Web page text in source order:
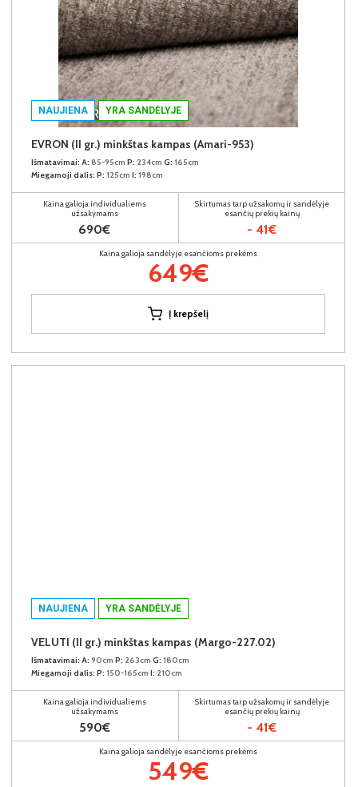
NAUJIENA YRA SANDĖLYJE
EVRON (II gr.) minkštas kampas (Amari-953)
Išmatavimai: A: 85-95cm P: 234cm G: 165cm
Miegamoji dalis: P: 125cm I: 198cm
Kaina galioja individualiems
užsakymams
690€
Skirtumas tarp užsakomų ir sandėlyje
esančių prekių kainų
- 41€
Kaina galioja sandėlyje esančioms prekėms
649€
Į krepšelį
NAUJIENA YRA SANDĖLYJE
VELUTI (II gr.) minkštas kampas (Margo-227.02)
Išmatavimai: A: 90cm P: 263cm G: 180cm
Miegamoji dalis: P: 150-165cm I: 210cm
Kaina galioja individualiems
užsakymams
590€
Skirtumas tarp užsakomų ir sandėlyje
esančių prekių kainų
- 41€
Kaina galioja sandėlyje esančioms prekėms
549€